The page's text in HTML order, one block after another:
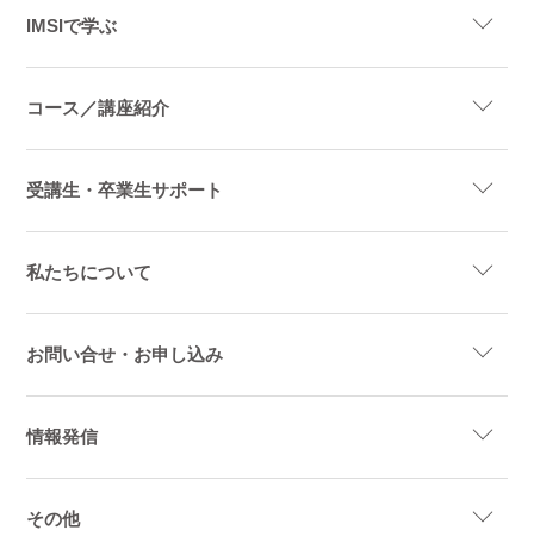
IMSIで学ぶ
コース／講座紹介
受講生・卒業生サポート
私たちについて
お問い合せ・お申し込み
情報発信
その他